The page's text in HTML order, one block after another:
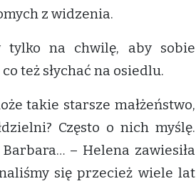
z widzenia.
tylko na chwilę, aby sobie
też słychać na osiedlu.
takie starsze małżeństwo,
Często o nich myślę.
– Helena zawiesiła
się przecież wiele lat